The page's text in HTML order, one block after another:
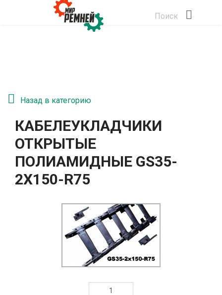
Поиск
Назад в категорию
КАБЕЛЕУКЛАДЧИКИ
ОТКРЫТЫЕ
ПОЛИАМИДНЫЕ GS35-
2Х150-R75